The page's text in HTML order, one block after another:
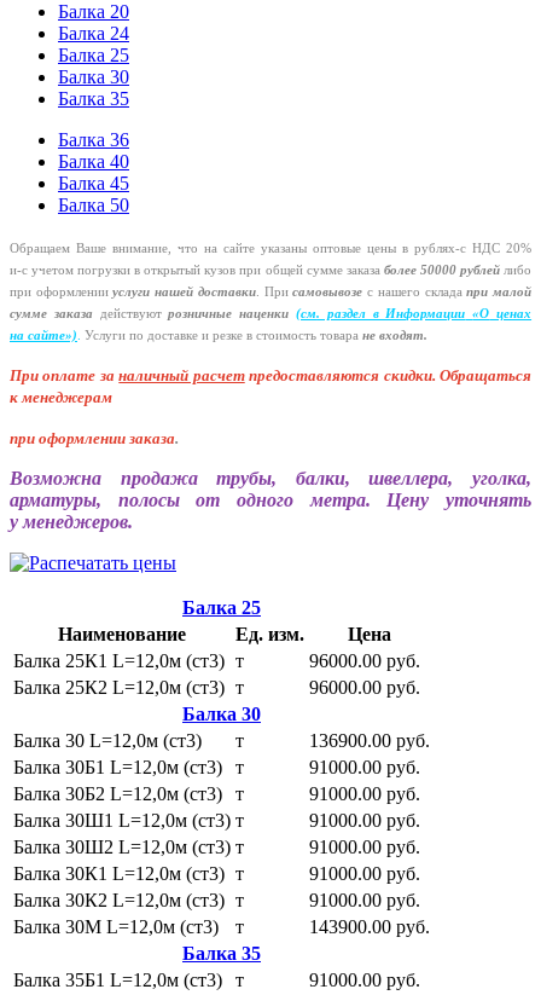
Балка 20
Балка 24
Балка 25
Балка 30
Балка 35
Балка 36
Балка 40
Балка 45
Балка 50
Обращаем Ваше внимание, что на сайте указаны оптовые цены в рублях-с НДС 20%
и-с учетом погрузки в открытый кузов при общей сумме заказа более 50000 рублейлибо
при оформленииуслуги нашей доставки. Присамовывозе с нашего складапри малой
сумме заказа
действуютрозничные наценки (см. раздел в Информации «О ценах
на сайте»). Услуги по доставке и резке в стоимость товара не входят.
При оплате заналичный расчет предоставляются скидки. Обращаться
к менеджерам
при оформлении заказа.
Возможна продажа трубы, балки, швеллера, уголка,
арматуры, полосы от одного метра. Цену уточнять
у менеджеров.
Наименование Ед. изм. Цена
Балка 25
Балка 25К1 L=12,0м (ст3) т
96000.00 руб.
Балка 25К2 L=12,0м (ст3) т
96000.00 руб.
Балка 30
Балка 30 L=12,0м (ст3)
т
136900.00 руб.
Балка 30Б1 L=12,0м (ст3)
т
91000.00 руб.
Балка 30Б2 L=12,0м (ст3)
т
91000.00 руб.
Балка 30Ш1 L=12,0м (ст3) т
91000.00 руб.
Балка 30Ш2 L=12,0м (ст3) т
91000.00 руб.
Балка 30К1 L=12,0м (ст3) т
91000.00 руб.
Балка 30К2 L=12,0м (ст3) т
91000.00 руб.
Балка 30М L=12,0м (ст3)
т
143900.00 руб.
Балка 35
Балка 35Б1 L=12,0м (ст3)
т
91000.00 руб.